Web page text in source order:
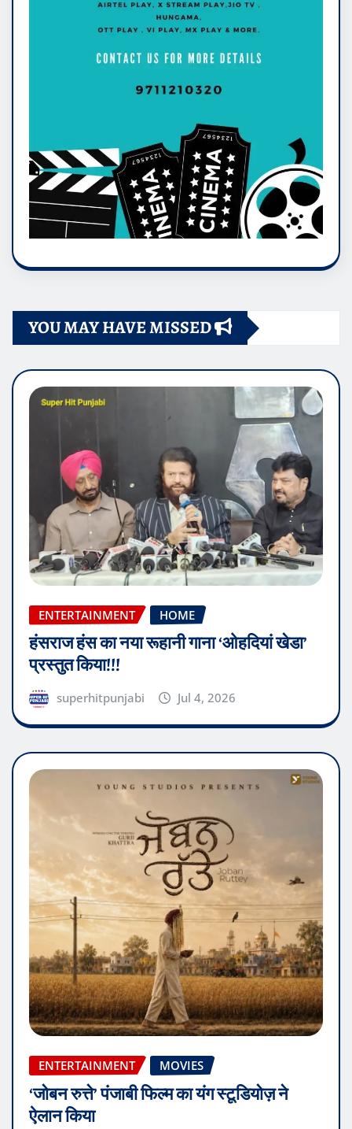
YOU MAY HAVE MISSED
ENTERTAINMENT HOME
हंसराज हंस का नया रूहानी गाना ‘ओहदियां खेडा’
प्रस्तुत किया!!!
superhitpunjabi Jul 4, 2026
ENTERTAINMENT MOVIES
‘जोबन रुत्ते’ पंजाबी फिल्म का यंग स्टूडियोज़ ने
ऐलान किया